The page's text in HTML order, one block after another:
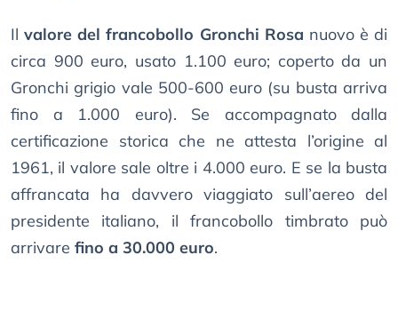
Ilvalore del francobollo Gronchi Rosa nuovo è di
circa 900 euro, usato 1.100 euro; coperto da un
Gronchi grigio vale 500-600 euro (su busta arriva
fino a 1.000 euro). Se accompagnato dalla
certificazione storica che ne attesta l’origine al
1961, il valore sale oltre i 4.000 euro. E se la busta
affrancata ha davvero viaggiato sull’aereo del
presidente italiano, il francobollo timbrato può
arrivare fino a 30.000 euro.